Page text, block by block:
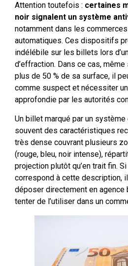
Attention toutefois : certaines
noir signalent un système
notamment dans les
automatiques. Ces dispositifs
indélébile sur les billets lors
d’effraction. Dans ce cas,
plus de 50 % de sa surface, il
comme suspect et nécessiter
approfondie par les autorités
Un billet marqué par un
souvent des caractéristiques
très dense couvrant plusieurs
(rouge, bleu, noir intense),
projection plutôt qu’en trait fin.
correspond à cette description,
déposer directement en agence
tenter de l’utiliser dans un